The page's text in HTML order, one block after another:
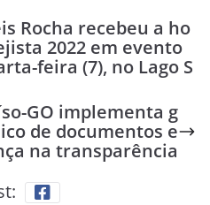
Rocha recebeu a ho
2022 em evento
feira (7), no Lago S
GO implementa g
de documentos e
na transparência